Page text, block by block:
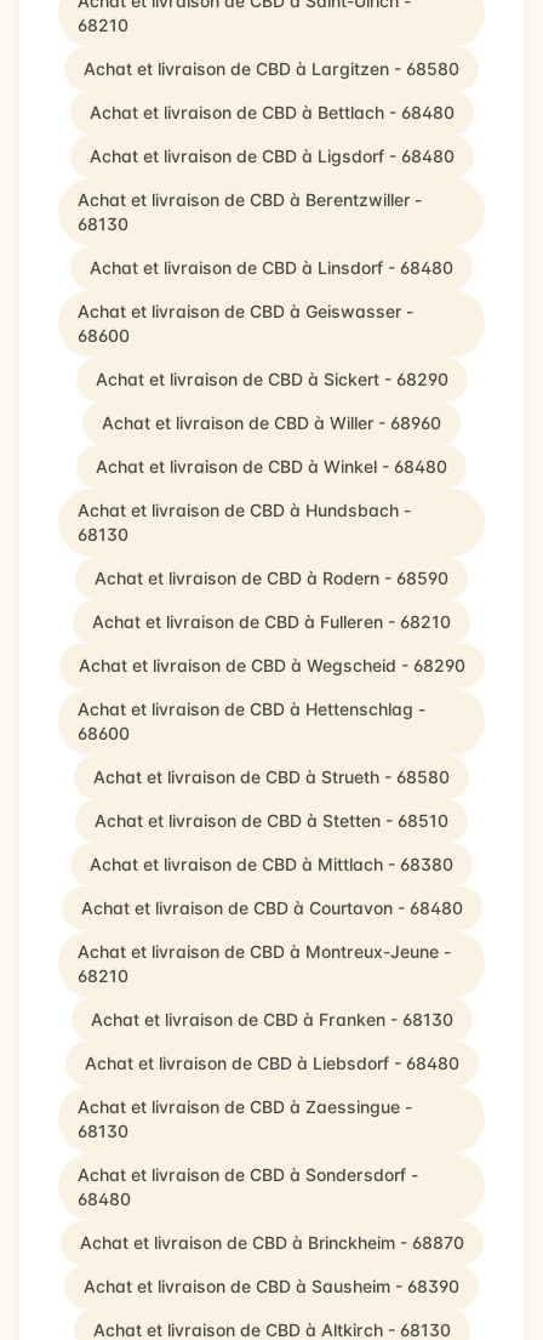
68210
Achat et livraison de CBD à Largitzen - 68580
Achat et livraison de CBD à Bettlach - 68480
Achat et livraison de CBD à Ligsdorf - 68480
Achat et livraison de CBD à Berentzwiller -
68130
Achat et livraison de CBD à Linsdorf - 68480
Achat et livraison de CBD à Geiswasser -
68600
Achat et livraison de CBD à Sickert - 68290
Achat et livraison de CBD à Willer - 68960
Achat et livraison de CBD à Winkel - 68480
Achat et livraison de CBD à Hundsbach -
68130
Achat et livraison de CBD à Rodern - 68590
Achat et livraison de CBD à Fulleren - 68210
Achat et livraison de CBD à Wegscheid - 68290
Achat et livraison de CBD à Hettenschlag -
68600
Achat et livraison de CBD à Strueth - 68580
Achat et livraison de CBD à Stetten - 68510
Achat et livraison de CBD à Mittlach - 68380
Achat et livraison de CBD à Courtavon - 68480
Achat et livraison de CBD à Montreux-Jeune -
68210
Achat et livraison de CBD à Franken - 68130
Achat et livraison de CBD à Liebsdorf - 68480
Achat et livraison de CBD à Zaessingue -
68130
Achat et livraison de CBD à Sondersdorf -
68480
Achat et livraison de CBD à Brinckheim - 68870
Achat et livraison de CBD à Sausheim - 68390
Achat et livraison de CBD à Altkirch - 68130